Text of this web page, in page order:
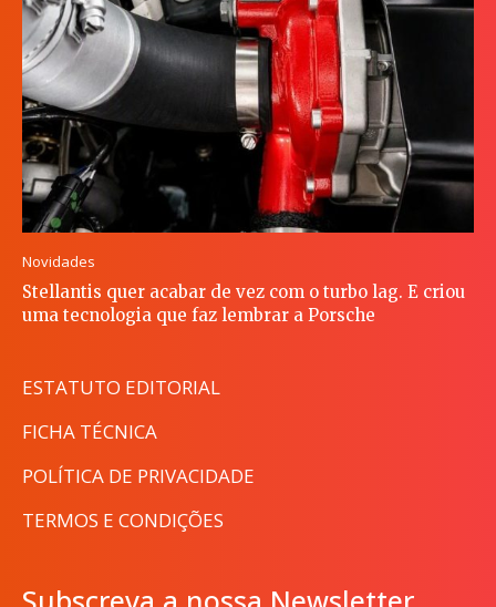
Novidades
Stellantis quer acabar de vez com o turbo lag. E criou
uma tecnologia que faz lembrar a Porsche
ESTATUTO EDITORIAL
FICHA TÉCNICA
POLÍTICA DE PRIVACIDADE
TERMOS E CONDIÇÕES